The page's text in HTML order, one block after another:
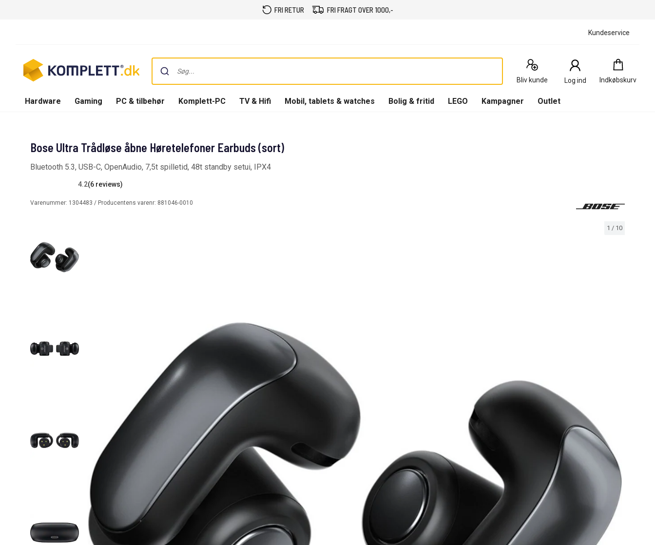
FRI RETUR FRI FRAGT OVER 1000,-
Kundeservice
Bliv kunde Log ind Indkøbskurv
Indkøbskurv
0
Produkter
Hardware Gaming PC & tilbehør Komplett-PC TV & Hifi Mobil, tablets & watches Bolig & fritid LEGO Kampagner Outlet
1 / 10
Bose Ultra Trådløse åbne Høretelefoner Earbuds (sort)
Bluetooth 5.3, USB-C, OpenAudio, 7,5t spilletid, 48t standby setui, IPX4
4.2(6 reviews)
Varenummer: 1304483 / Producentens varenr: 881046-0010